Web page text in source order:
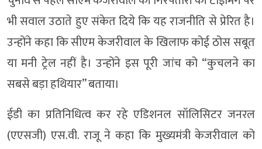
भी सवाल उठाते हुए संकेत दिये कि यह राजनीति से प्रेरित है।
उन्होंने कहा कि सीएम केजरीवाल के खिलाफ कोई ठोस सबूत
या मनी ट्रेल नहीं है। उन्होंने इस पूरी जांच को “कुचलने का
सबसे बड़ा हथियार” बताया।
ईडी का प्रतिनिधित्व कर रहे एडिशनल सॉलिसिटर जनरल
(एएसजी) एस.वी. राजू ने कहा कि मुख्यमंत्री केजरीवाल को